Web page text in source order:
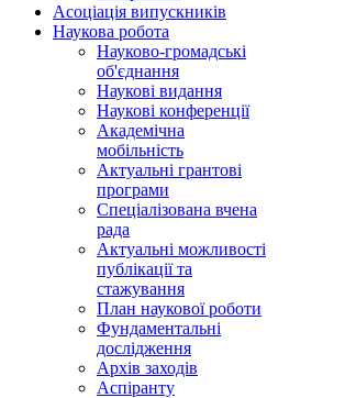
Асоціація випускників
Наукова робота
Науково-громадські
об'єднання
Наукові видання
Наукові конференції
Академічна
мобільність
Актуальні грантові
програми
Спеціалізована вчена
рада
Актуальні можливості
публікації та
стажування
План наукової роботи
Фундаментальні
дослідження
Архів заходів
Аспіранту